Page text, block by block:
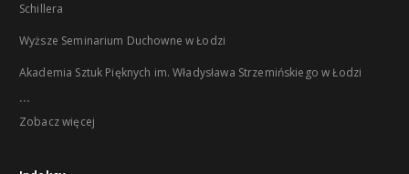
Schillera
Wyższe Seminarium Duchowne w Łodzi
Akademia Sztuk Pięknych im. Władysława Strzemińskiego w Łodzi
...
Zobacz więcej